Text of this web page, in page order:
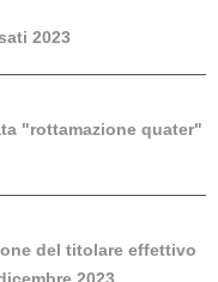
2023
"rottamazione quater"
del titolare effettivo